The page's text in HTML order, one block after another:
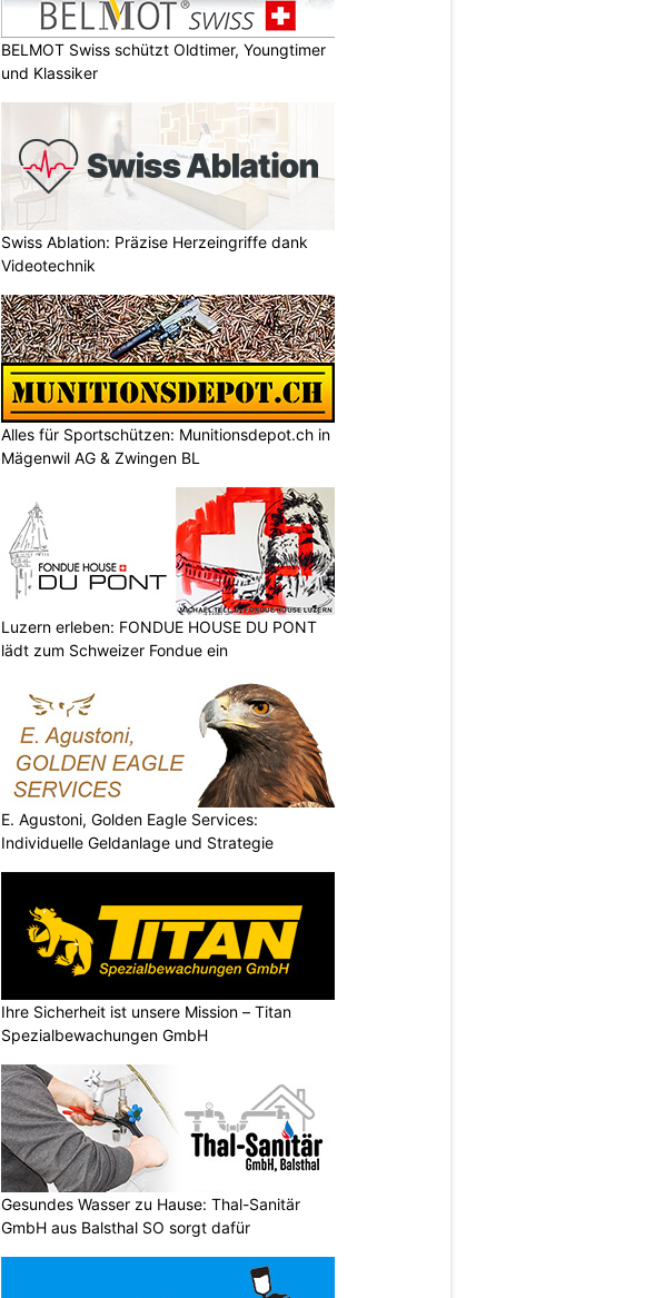
BELMOT Swiss schützt Oldtimer, Youngtimer
und Klassiker
Swiss Ablation: Präzise Herzeingriffe dank
Videotechnik
Alles für Sportschützen: Munitionsdepot.ch in
Mägenwil AG & Zwingen BL
Luzern erleben: FONDUE HOUSE DU PONT
lädt zum Schweizer Fondue ein
E. Agustoni, Golden Eagle Services:
Individuelle Geldanlage und Strategie
Ihre Sicherheit ist unsere Mission – Titan
Spezialbewachungen GmbH
Gesundes Wasser zu Hause: Thal-Sanitär
GmbH aus Balsthal SO sorgt dafür